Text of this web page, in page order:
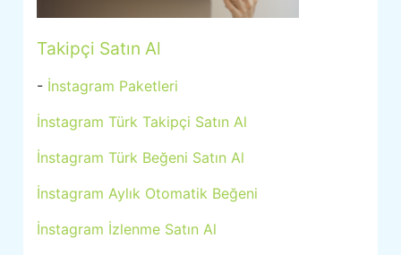
Takipçi Satın Al
- İnstagram Paketleri
İnstagram Türk Takipçi Satın Al
İnstagram Türk Beğeni Satın Al
İnstagram Aylık Otomatik Beğeni
İnstagram İzlenme Satın Al